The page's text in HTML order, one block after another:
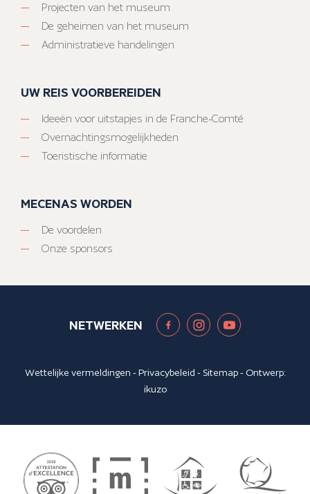
Projecten van het museum
De geheimen van het museum
Administratieve handelingen
UW REIS VOORBEREIDEN
Ideeën voor uitstapjes in de Franche-Comté
Overnachtingsmogelijkheden
Toeristische informatie
MECENAS WORDEN
De voordelen
Onze sponsors
NETWERKEN
Wettelijke vermeldingen -Privacybeleid - Sitemap- Ontwerp:
ikuzo